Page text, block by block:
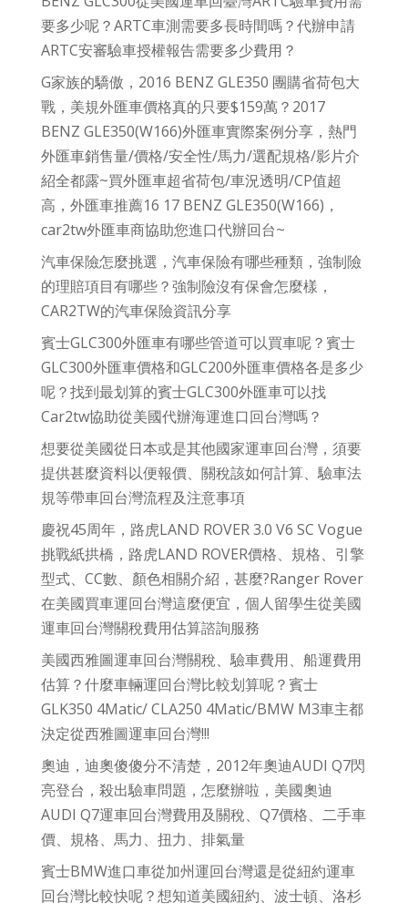
要多少呢？ARTC車測需要多長時間嗎？代辦申請
ARTC安審驗車授權報告需要多少費用？
G家族的驕傲，2016 BENZ GLE350 團購省荷包大
戰，美規外匯車價格真的只要$159萬？2017
BENZ GLE350(W166)外匯車實際案例分享，熱門
外匯車銷售量/價格/安全性/馬力/選配規格/影片介
紹全都露~買外匯車超省荷包/車況透明/CP值超
高，外匯車推薦16 17 BENZ GLE350(W166)，
car2tw外匯車商協助您進口代辦回台~
汽車保險怎麼挑選，汽車保險有哪些種類，強制險
的理賠項目有哪些？強制險沒有保會怎麼樣，
CAR2TW的汽車保險資訊分享
賓士GLC300外匯車有哪些管道可以買車呢？賓士
GLC300外匯車價格和GLC200外匯車價格各是多少
呢？找到最划算的賓士GLC300外匯車可以找
Car2tw協助從美國代辦海運進口回台灣嗎？
想要從美國從日本或是其他國家運車回台灣，須要
提供甚麼資料以便報價、關稅該如何計算、驗車法
規等帶車回台灣流程及注意事項
慶祝45周年，路虎LAND ROVER 3.0 V6 SC Vogue
挑戰紙拱橋，路虎LAND ROVER價格、規格、引擎
型式、CC數、顏色相關介紹，甚麼?Ranger Rover
在美國買車運回台灣這麼便宜，個人留學生從美國
運車回台灣關稅費用估算諮詢服務
美國西雅圖運車回台灣關稅、驗車費用、船運費用
估算？什麼車輛運回台灣比較划算呢？賓士
GLK350 4Matic/ CLA250 4Matic/BMW M3車主都
決定從西雅圖運車回台灣!!!
奧迪，迪奧傻傻分不清楚，2012年奧迪AUDI Q7閃
亮登台，殺出驗車問題，怎麼辦啦，美國奧迪
AUDI Q7運車回台灣費用及關稅、Q7價格、二手車
價、規格、馬力、扭力、排氣量
賓士BMW進口車從加州運回台灣還是從紐約運車
回台灣比較快呢？想知道美國紐約、波士頓、洛杉